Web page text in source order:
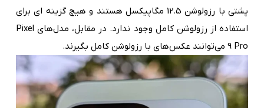
پشتی با رزولوشن 12.5 مگاپیکسل هستند و هیچ گزینه ای برای
استفاده از رزولوشن کامل وجود ندارد. در مقابل، مدل‌های Pixel
9 Pro می‌توانند عکس‌های با رزولوشن کامل بگیرند.